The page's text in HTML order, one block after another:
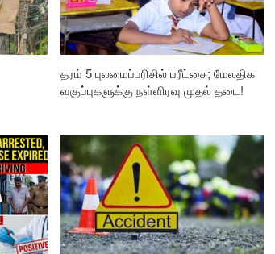
தரம் 5 புலமைப்பரிசில் பரீட்சை; மேலதிக
வகுப்புகளுக்கு நள்ளிரவு முதல் தடை!